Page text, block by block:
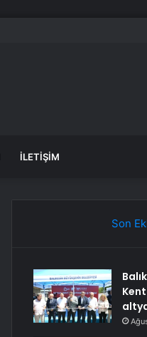
İLETIŞIM
Son